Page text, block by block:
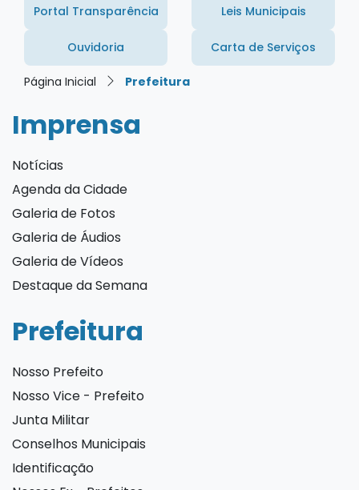
Portal Transparência Leis Municipais
Ouvidoria Carta de Serviços
Página Inicial Prefeitura
Imprensa
Notícias
Agenda da Cidade
Galeria de Fotos
Galeria de Áudios
Galeria de Vídeos
Destaque da Semana
Prefeitura
Nosso Prefeito
Nosso Vice - Prefeito
Junta Militar
Conselhos Municipais
Identificação